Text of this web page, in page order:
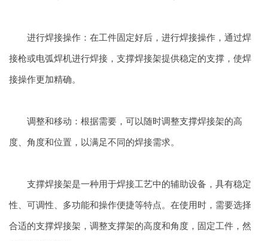
进行焊接操作：在工件固定好后，进行焊接操作，通过焊
接枪或电弧焊机进行焊接，支撑焊接架提供稳定的支撑，使焊
接操作更加精确。
调整和移动：根据需要，可以随时调整支撑焊接架的高
度、角度和位置，以满足不同的焊接需求。
支撑焊接架是一种用于焊接工艺中的辅助设备，具有稳定
性、可调性、多功能和操作便捷等特点。在使用时，需要选择
合适的支撑焊接架，调整支撑架的高度和角度，固定工件，然